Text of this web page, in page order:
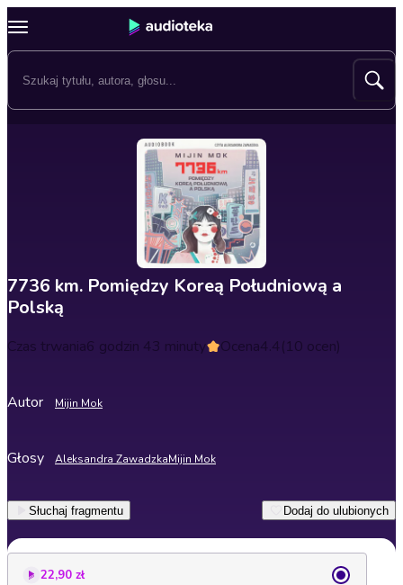
7736 km. Pomiędzy Koreą Południową a
Polską
Czas trwania6 godzin 43 minuty Ocena4.4(10 ocen)
Autor Mijin Mok
Głosy Aleksandra ZawadzkaMijin Mok
Słuchaj fragmentu Dodaj do ulubionych
22,90 zł